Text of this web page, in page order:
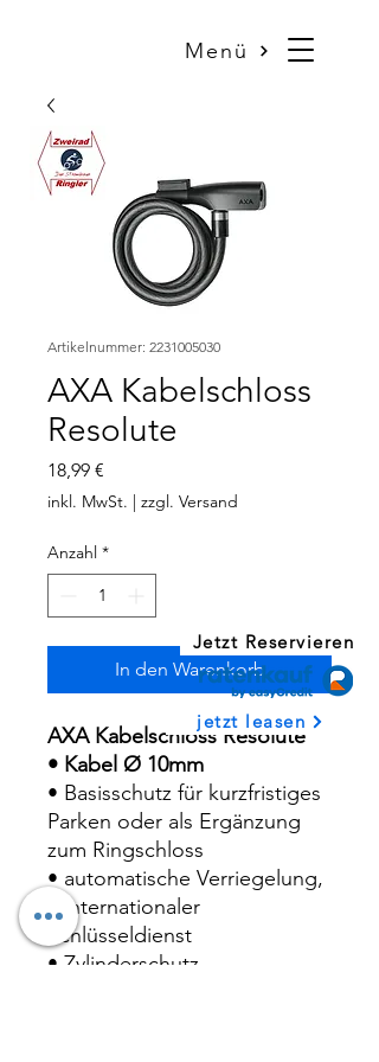
Menü
Artikelnummer: 2231005030
AXA Kabelschloss
Resolute
18,99 €
inkl. MwSt. | zzgl. Versand
Anzahl *
In den Warenkorb
AXA Kabelschloss Resolute
• Kabel Ø 10mm
• Basisschutz für kurzfristiges
Parken oder als Ergänzung
zum Ringschloss
• automatische Verriegelung,
• internationaler
Schlüsseldienst
• Zylinderschutz
Jetzt Reservieren
jetzt leasen